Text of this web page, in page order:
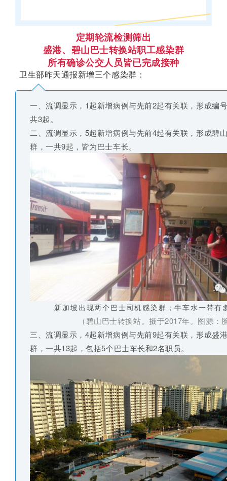
定期轮流检测筛出
盛港、碧山巴士转换站职工感染群
所有确诊公交人员皆已完成接种
卫生部昨天通报新增三个感染群：
一、流调显示，1起新增病例与先前2起有关联，形成编
共3起。
二、流调显示，5起新增病例与先前4起有关联，形成碧
群，一共9起，皆为巴士车长。
新加坡出现两个巴士司机感染群；牛车水一带有
（碧山巴士转换站。摄于2017年。图源：
三、流调显示，4起新增病例与先前9起有关联，形成盛
群，一共13起，包括5个巴士车长和2名职员。